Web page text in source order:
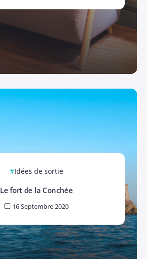
Idées de sortie
Le fort de la Conchée
16 Septembre 2020